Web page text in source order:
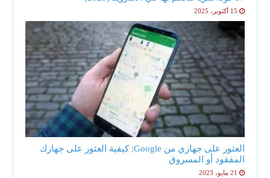
15 أكتوبر، 2025
العثور على جهازي من Google: كيفية العثور على جهازك
المفقود أو المسروق
21 مايو، 2023